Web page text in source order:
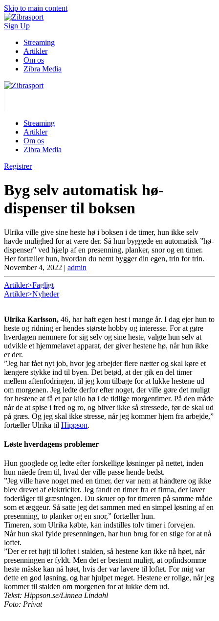
Skip to main content
Sign Up
Streaming
Artikler
Om os
Zibra Media
Streaming
Artikler
Om os
Zibra Media
Registrer
Byg selv automatisk hø-
dispenser til boksen
Ulrika ville give sine heste hø i boksen i de timer, hun ikke selv
havde mulighed for at være der. Så hun byggede en automatisk ”hø-
dispenser” ved hjælp af en presenning, planker, snor og en timer.
Her fortæller hun, hvordan du nemt bygger din egen, trin for trin.
November 4, 2022 | admin
Artikler>Fagligt
Artikler>Nyheder
Ulrika Karlsson, 46, har haft egen hest i mange år. I dag ejer hun to
heste og ridning er hendes største hobby og interesse. For at gøre
hverdagen nemmere for sig selv og sine heste, valgte hun selv at
udvikle et hjemmelavet apparat, der giver hestene hø, når hun ikke
er der.
”Jeg har fået nyt job, hvor jeg arbejder flere nætter og skal køre et
længere stykke ind til byen. Det betød, at der gik en del timer
mellem aftenfodringen, til jeg kom tilbage for at lukke hestene ud
om morgenen. Jeg ledte derfor efter noget, der ville gøre det muligt
for hestene at få et par kilo hø i de tidlige morgentimer. På den måde
når de at spise i fred og ro, og bliver ikke så stressede, før de skal ud
på græs. Og jeg skal ikke stresse, når jeg kommer hjem fra arbejde,”
fortæller Ulrika til Hippson.
Løste hverdagens problemer
Hun googlede og ledte efter forskellige løsninger på nettet, inden
hun nåede frem til, hvad der ville passe hende bedst.
”Jeg ville have noget med en timer, der var nem at håndtere og ikke
blev drevet af elektricitet. Jeg fandt en timer fra et firma, der laver
foderlåger til græsningen. Du skruer op for timeren på samme måde
som et æggeur. Så satte jeg det sammen med en simpel løsning af en
presenning, to planker og en snor,” fortæller hun.
Timeren, som Ulrika købte, kan indstilles tolv timer i forvejen.
Når hun skal fylde presenningen, har hun brug for en stige for at nå
loftet.
”Der er ret højt til loftet i stalden, så hestene kan ikke nå høet, når
presenningen er fyldt. Men det er bestemt muligt, at opfindsomme
heste måske kan nå høet, hvis der var lavere til loftet. For mig var
dette en god løsning, og har hjulpet meget. Hestene er rolige, når jeg
kommer til stalden om morgenen for at lukke dem ud.
Tekst: Hippson.se/Linnea Lindahl
Foto: Privat